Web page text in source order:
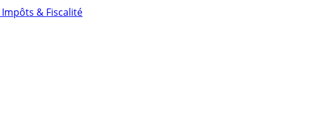
Impôts & Fiscalité